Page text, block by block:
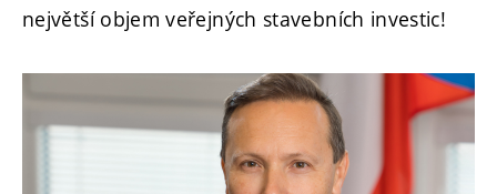
největší objem veřejných stavebních investic!